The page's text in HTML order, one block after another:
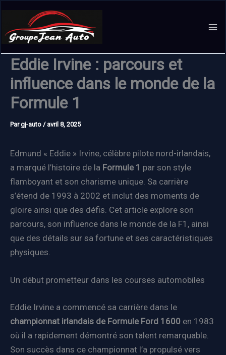
contenu
Eddie Irvine : parcours et
influence dans le monde de la
Formule 1
Pargj-auto / avril 8, 2025
Edmund « Eddie » Irvine, célèbre pilote nord-irlandais,
a marqué l’histoire de la Formule 1 par son style
flamboyant et son charisme unique. Sa carrière
s’étend de 1993 à 2002 et inclut des moments de
gloire ainsi que des défis. Cet article explore son
parcours, son influence dans le monde de la F1, ainsi
que des détails sur sa fortune et ses caractéristiques
physiques.
Un début prometteur dans les courses automobiles
Eddie Irvine a commencé sa carrière dans le
championnat irlandais de Formule Ford 1600 en 1983
où il a rapidement démontré son talent remarquable.
Son succès dans ce championnat l’a propulsé vers